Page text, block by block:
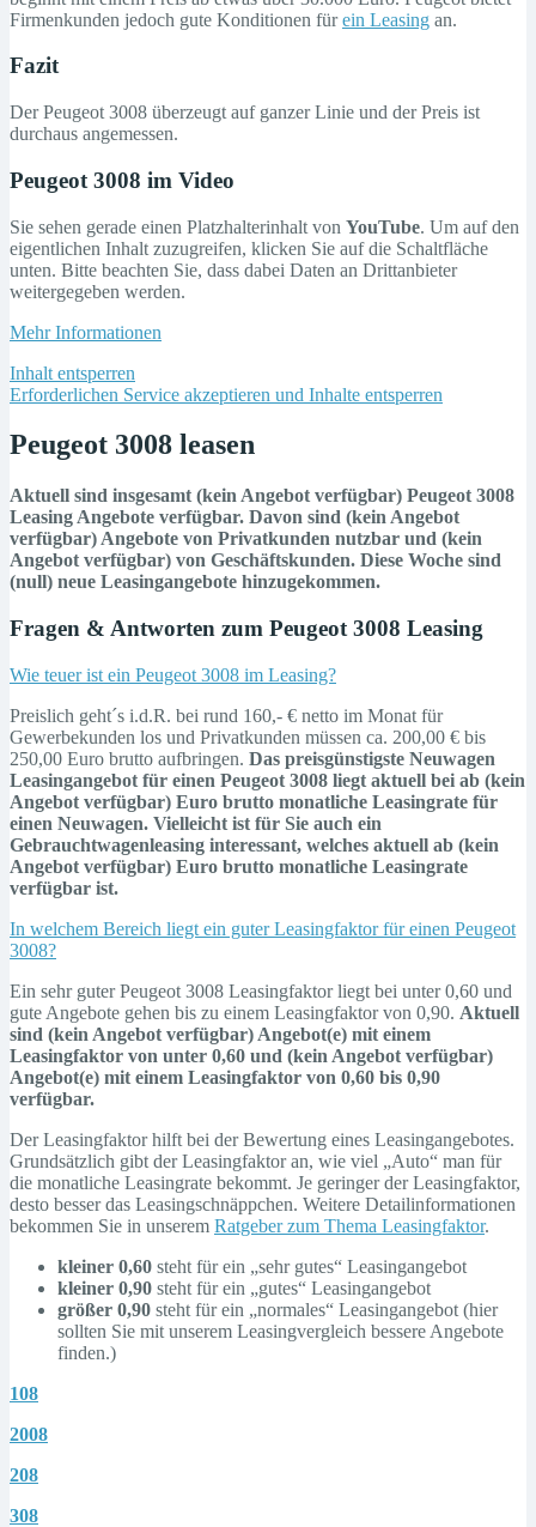
Firmenkunden jedoch gute Konditionen fürein Leasing an.
Fazit
Der Peugeot 3008 überzeugt auf ganzer Linie und der Preis ist
durchaus angemessen.
Peugeot 3008 im Video
Sie sehen gerade einen Platzhalterinhalt von YouTube. Um auf den
eigentlichen Inhalt zuzugreifen, klicken Sie auf die Schaltfläche
unten. Bitte beachten Sie, dass dabei Daten an Drittanbieter
weitergegeben werden.
Mehr Informationen
Inhalt entsperren
Erforderlichen Service akzeptieren und Inhalte entsperren
Peugeot 3008 leasen
Aktuell sind insgesamt (kein Angebot verfügbar) Peugeot 3008
Leasing Angebote verfügbar. Davon sind (kein Angebot
verfügbar) Angebote von Privatkunden nutzbar und (kein
Angebot verfügbar) von Geschäftskunden. Diese Woche sind
(null) neue Leasingangebote hinzugekommen.
Fragen & Antworten zum Peugeot 3008 Leasing
Wie teuer ist ein Peugeot 3008 im Leasing?
Preislich geht´s i.d.R. bei rund 160,- € netto im Monat für
Gewerbekunden los und Privatkunden müssen ca. 200,00 € bis
250,00 Euro brutto aufbringen. Das preisgünstigste Neuwagen
Leasingangebot für einen Peugeot 3008 liegt aktuell bei ab (kein
Angebot verfügbar) Euro brutto monatliche Leasingrate für
einen Neuwagen. Vielleicht ist für Sie auch ein
Gebrauchtwagenleasing interessant, welches aktuell ab (kein
Angebot verfügbar) Euro brutto monatliche Leasingrate
verfügbar ist.
In welchem Bereich liegt ein guter Leasingfaktor für einen Peugeot
3008?
Ein sehr guter Peugeot 3008 Leasingfaktor liegt bei unter 0,60 und
gute Angebote gehen bis zu einem Leasingfaktor von 0,90. Aktuell
sind (kein Angebot verfügbar) Angebot(e) mit einem
Leasingfaktor von unter 0,60 und (kein Angebot verfügbar)
Angebot(e) mit einem Leasingfaktor von 0,60 bis 0,90
verfügbar.
Der Leasingfaktor hilft bei der Bewertung eines Leasingangebotes.
Grundsätzlich gibt der Leasingfaktor an, wie viel „Auto“ man für
die monatliche Leasingrate bekommt. Je geringer der Leasingfaktor,
desto besser das Leasingschnäppchen. Weitere Detailinformationen
bekommen Sie in unserem Ratgeber zum Thema Leasingfaktor.
kleiner 0,60 steht für ein „sehr gutes“ Leasingangebot
kleiner 0,90 steht für ein „gutes“ Leasingangebot
größer 0,90 steht für ein „normales“ Leasingangebot (hier
sollten Sie mit unserem Leasingvergleich bessere Angebote
finden.)
108
2008
208
308